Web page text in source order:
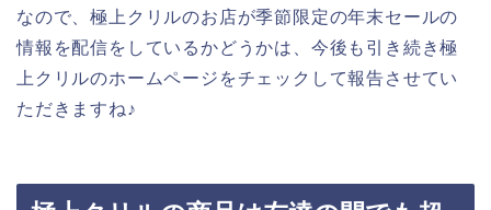
なので、極上クリルのお店が季節限定の年末セールの
情報を配信をしているかどうかは、今後も引き続き極
上クリルのホームページをチェックして報告させてい
ただきますね♪